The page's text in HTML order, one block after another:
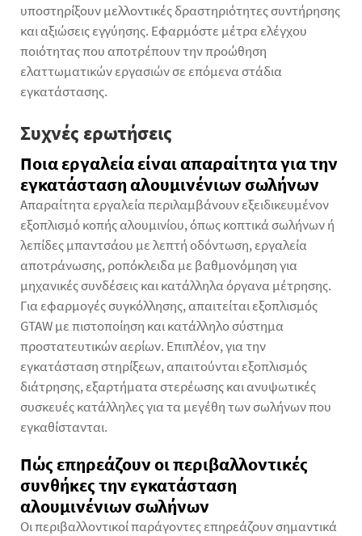
υποστηρίξουν μελλοντικές δραστηριότητες συντήρησης
και αξιώσεις εγγύησης. Εφαρμόστε μέτρα ελέγχου
ποιότητας που αποτρέπουν την προώθηση
ελαττωματικών εργασιών σε επόμενα στάδια
εγκατάστασης.
Συχνές ερωτήσεις
Ποια εργαλεία είναι απαραίτητα για την
εγκατάσταση αλουμινένιων σωλήνων
Απαραίτητα εργαλεία περιλαμβάνουν εξειδικευμένον
εξοπλισμό κοπής αλουμινίου, όπως κοπτικά σωλήνων ή
λεπίδες μπαντσάου με λεπτή οδόντωση, εργαλεία
αποτράνωσης, ροπόκλειδα με βαθμονόμηση για
μηχανικές συνδέσεις και κατάλληλα όργανα μέτρησης.
Για εφαρμογές συγκόλλησης, απαιτείται εξοπλισμός
GTAW με πιστοποίηση και κατάλληλο σύστημα
προστατευτικών αερίων. Επιπλέον, για την
εγκατάσταση στηρίξεων, απαιτούνται εξοπλισμός
διάτρησης, εξαρτήματα στερέωσης και ανυψωτικές
συσκευές κατάλληλες για τα μεγέθη των σωλήνων που
εγκαθίστανται.
Πώς επηρεάζουν οι περιβαλλοντικές
συνθήκες την εγκατάσταση
αλουμινένιων σωλήνων
Οι περιβαλλοντικοί παράγοντες επηρεάζουν σημαντικά